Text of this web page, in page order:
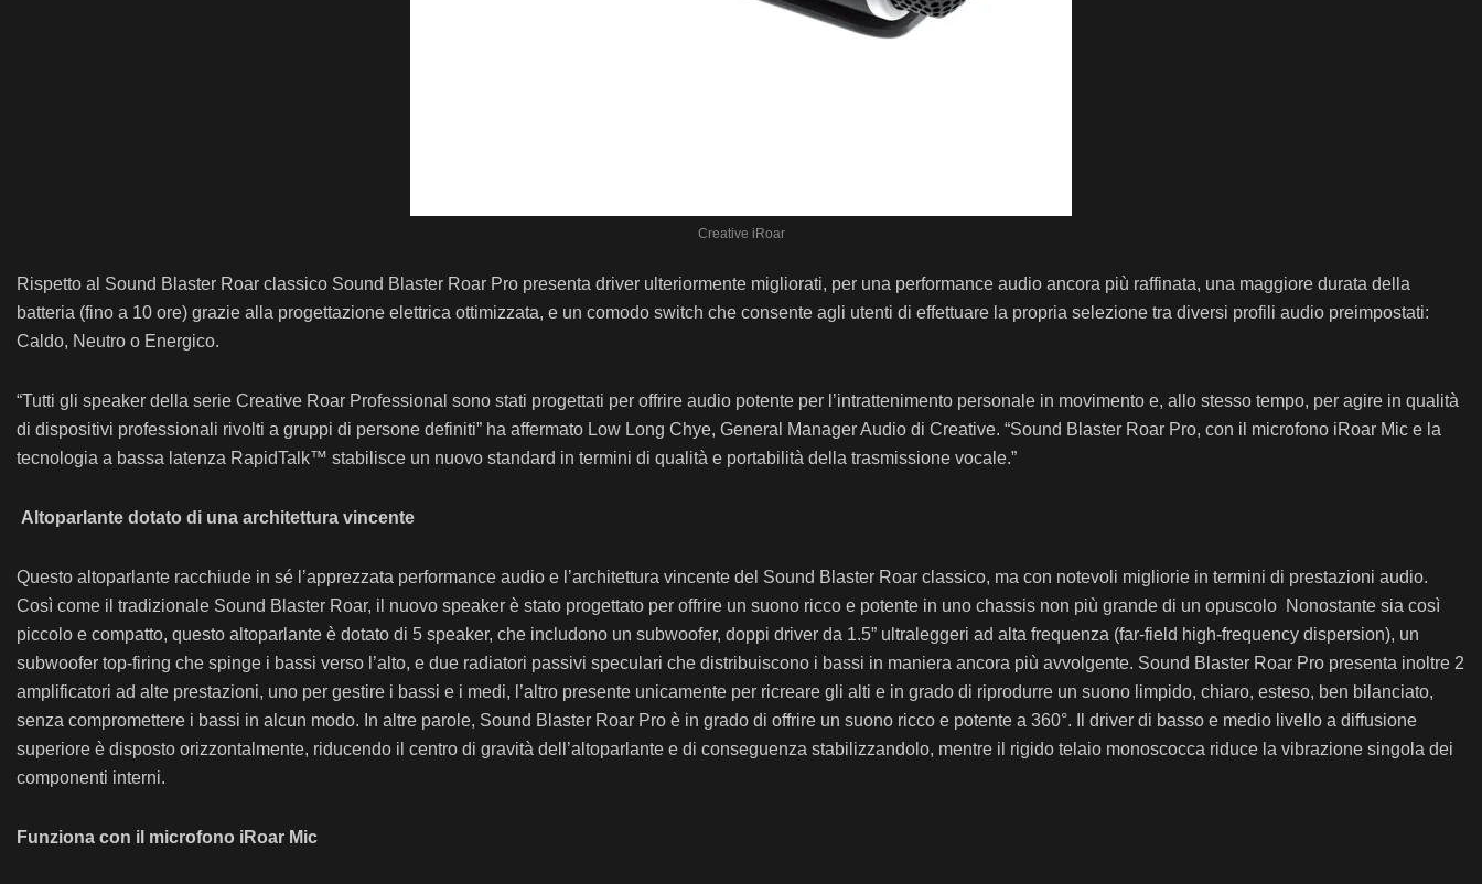
Creative iRoar
Rispetto al Sound Blaster Roar classico Sound Blaster Roar Pro presenta driver ulteriormente migliorati, per una performance audio ancora più raffinata, una maggiore durata della
batteria (fino a 10 ore) grazie alla progettazione elettrica ottimizzata, e un comodo switch che consente agli utenti di effettuare la propria selezione tra diversi profili audio preimpostati:
Caldo, Neutro o Energico.
“Tutti gli speaker della serie Creative Roar Professional sono stati progettati per offrire audio potente per l’intrattenimento personale in movimento e, allo stesso tempo, per agire in qualità
di dispositivi professionali rivolti a gruppi di persone definiti” ha affermato Low Long Chye, General Manager Audio di Creative. “Sound Blaster Roar Pro, con il microfono iRoar Mic e la
tecnologia a bassa latenza RapidTalk™ stabilisce un nuovo standard in termini di qualità e portabilità della trasmissione vocale.”
Altoparlante dotato di una architettura vincente
Questo altoparlante racchiude in sé l’apprezzata performance audio e l’architettura vincente del Sound Blaster Roar classico, ma con notevoli migliorie in termini di prestazioni audio.
Così come il tradizionale Sound Blaster Roar, il nuovo speaker è stato progettato per offrire un suono ricco e potente in uno chassis non più grande di un opuscolo Nonostante sia così
piccolo e compatto, questo altoparlante è dotato di 5 speaker, che includono un subwoofer, doppi driver da 1.5” ultraleggeri ad alta frequenza (far-field high-frequency dispersion), un
subwoofer top-firing che spinge i bassi verso l’alto, e due radiatori passivi speculari che distribuiscono i bassi in maniera ancora più avvolgente. Sound Blaster Roar Pro presenta inoltre 2
amplificatori ad alte prestazioni, uno per gestire i bassi e i medi, l’altro presente unicamente per ricreare gli alti e in grado di riprodurre un suono limpido, chiaro, esteso, ben bilanciato,
senza compromettere i bassi in alcun modo. In altre parole, Sound Blaster Roar Pro è in grado di offrire un suono ricco e potente a 360°. Il driver di basso e medio livello a diffusione
superiore è disposto orizzontalmente, riducendo il centro di gravità dell’altoparlante e di conseguenza stabilizzandolo, mentre il rigido telaio monoscocca riduce la vibrazione singola dei
componenti interni.
Funziona con il microfono iRoar Mic